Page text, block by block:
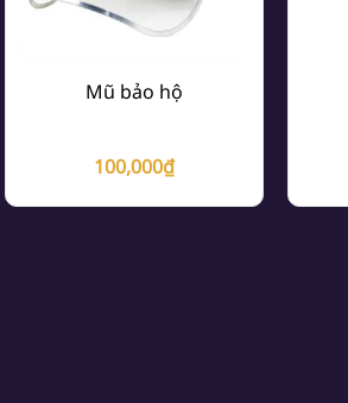
Mũ bảo hộ
100,000₫